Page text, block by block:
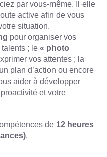
par vous-même. Il·elle
active afin de vous
situation.
pour organiser vos
talents ; le« photo
vos attentes ; la
plan d’action ou encore
aider à développer
et votre
de 12 heures
.